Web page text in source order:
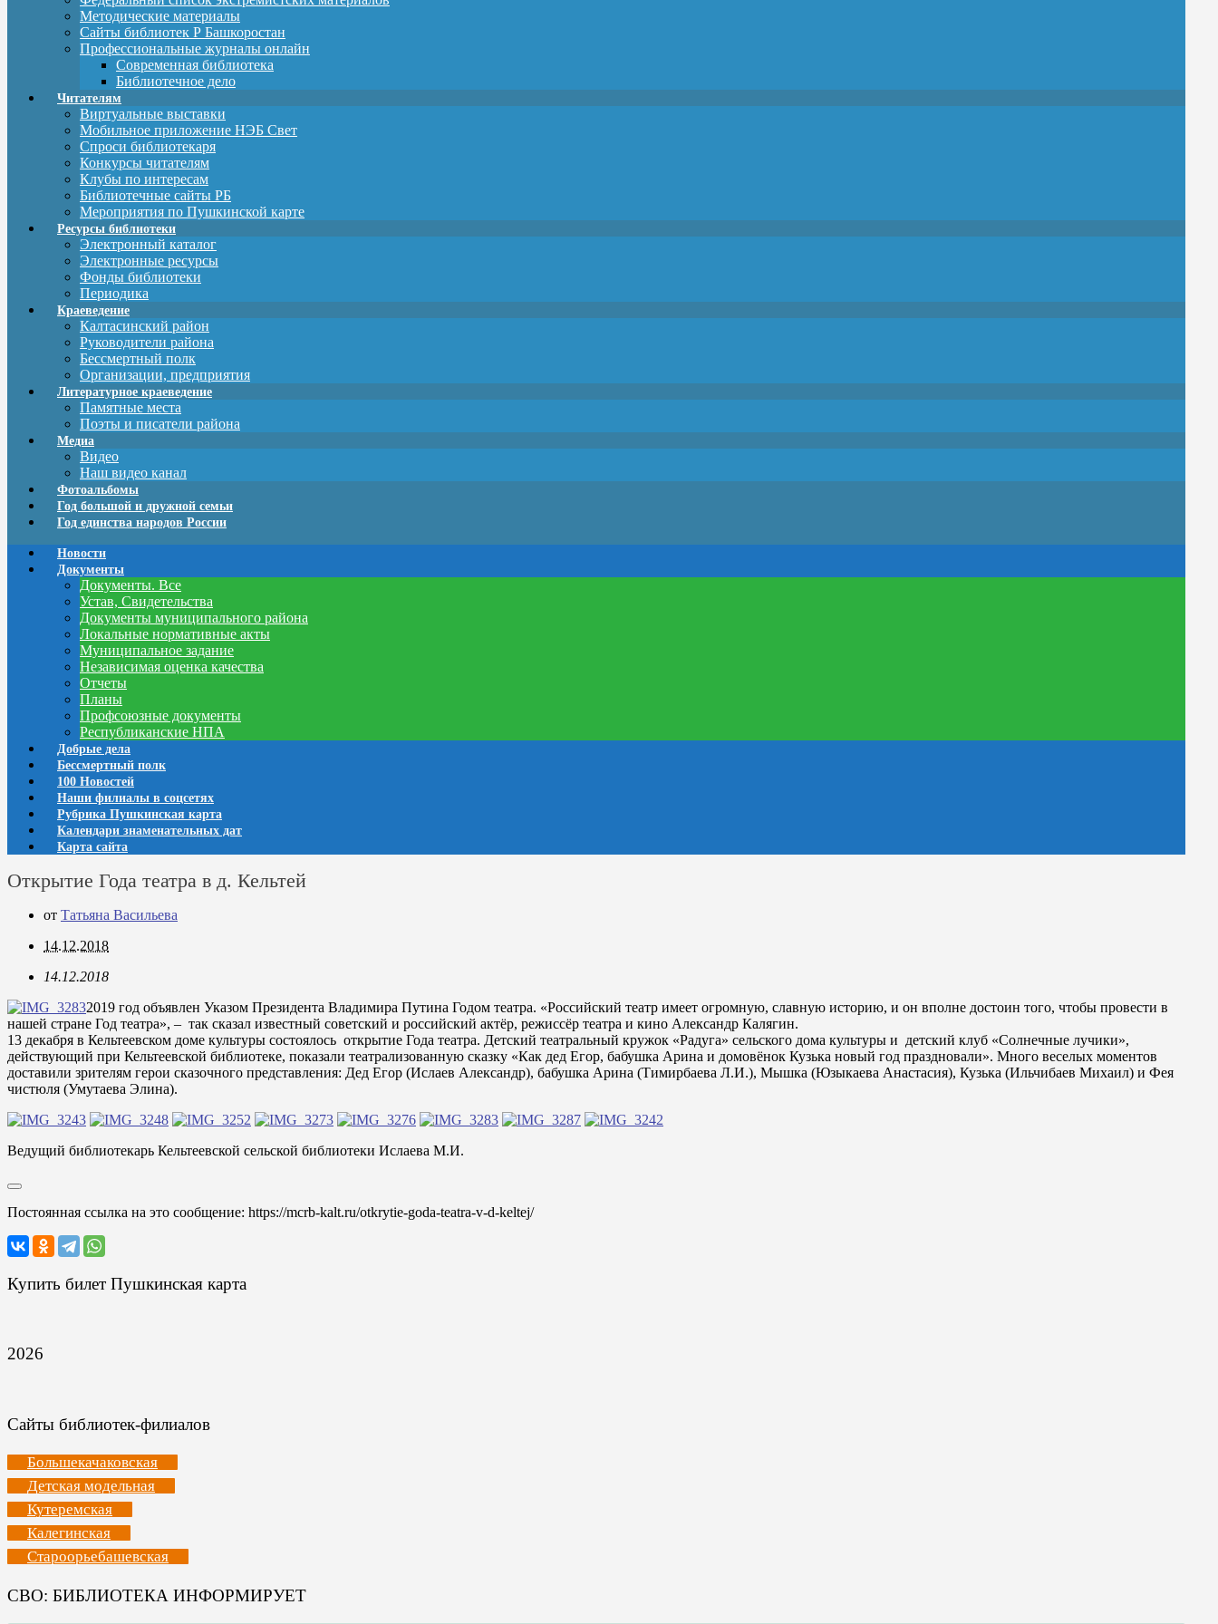
Методические материалы
Сайты библиотек Р Башкоростан
Профессиональные журналы онлайн
Современная библиотека
Библиотечное дело
Читателям
Виртуальные выставки
Мобильное приложение НЭБ Свет
Спроси библиотекаря
Конкурсы читателям
Клубы по интересам
Библиотечные сайты РБ
Мероприятия по Пушкинской карте
Ресурсы библиотеки
Электронный каталог
Электронные ресурсы
Фонды библиотеки
Периодика
Краеведение
Калтасинский район
Руководители района
Бессмертный полк
Организации, предприятия
Литературное краеведение
Памятные места
Поэты и писатели района
Медиа
Видео
Наш видео канал
Фотоальбомы
Год большой и дружной семьи
Год единства народов России
Новости
Документы
Документы. Все
Устав, Свидетельства
Документы муниципального района
Локальные нормативные акты
Муниципальное задание
Независимая оценка качества
Отчеты
Планы
Профсоюзные документы
Республиканские НПА
Добрые дела
Бессмертный полк
100 Новостей
Наши филиалы в соцсетях
Рубрика Пушкинская карта
Календари знаменательных дат
Карта сайта
Открытие Года театра в д. Кельтей
от Татьяна Васильева
14.12.2018
14.12.2018
2019 год объявлен Указом Президента Владимира Путина Годом театра. «Российский театр имеет огромную, славную историю, и он вполне достоин того, чтобы провести в
нашей стране Год театра», – так сказал известный советский и российский актёр, режиссёр театра и кино Александр Калягин.
13 декабря в Кельтеевском доме культуры состоялось открытие Года театра. Детский театральный кружок «Радуга» сельского дома культуры и детский клуб «Солнечные лучики»,
действующий при Кельтеевской библиотеке, показали театрализованную сказку «Как дед Егор, бабушка Арина и домовёнок Кузька новый год праздновали». Много веселых моментов
доставили зрителям герои сказочного представления: Дед Егор (Ислаев Александр), бабушка Арина (Тимирбаева Л.И.), Мышка (Юзыкаева Анастасия), Кузька (Ильчибаев Михаил) и Фея
чистюля (Умутаева Элина).
Ведущий библиотекарь Кельтеевской сельской библиотеки Ислаева М.И.
Постоянная ссылка на это сообщение: https://mcrb-kalt.ru/otkrytie-goda-teatra-v-d-keltej/
Купить билет Пушкинская карта
2026
Сайты библиотек-филиалов
Большекачаковская
Детская модельная
Кутеремская
Калегинская
Староорьебашевская
СВО: БИБЛИОТЕКА ИНФОРМИРУЕТ